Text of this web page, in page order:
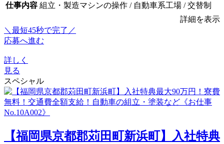
仕事内容 組立・製造マシンの操作 / 自動車系工場 / 交替制
詳細を表示
＼最短45秒で完了／
応募へ進む
詳しく
見る
スペシャル
【福岡県京都郡苅田町新浜町】入社特典